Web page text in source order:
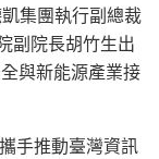
集團執行副總裁
副院長胡竹生出
與新能源產業接
手推動臺灣資訊